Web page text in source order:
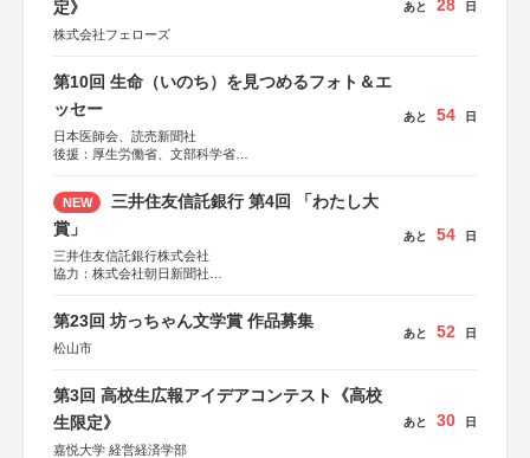
定》
株式会社フェローズ
あと 28 日
第10回 生命（いのち）を見つめるフォト＆エ
ッセー
日本医師会、読売新聞社
後援：厚生労働省、文部科学省
しん生命保険株式会社
あと 54 日
NEW
三井住友信託銀行 第4回 「わたし大
賞」
三井住友信託銀行株式会社
協力：株式会社朝日新聞社
あと 54 日
第23回 坊っちゃん文学賞 作品募集
松山市
あと 52 日
第3回 高校生広報アイデアコンテスト《高校
生限定》
嘉悦大学 経営経済学部
あと 30 日